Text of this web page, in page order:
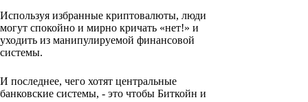
Используя избранные криптовалюты, люди
могут спокойно и мирно кричать «нет!» и
уходить из манипулируемой финансовой
системы.
И последнее, чего хотят центральные
банковские системы, - это чтобы Биткойн и